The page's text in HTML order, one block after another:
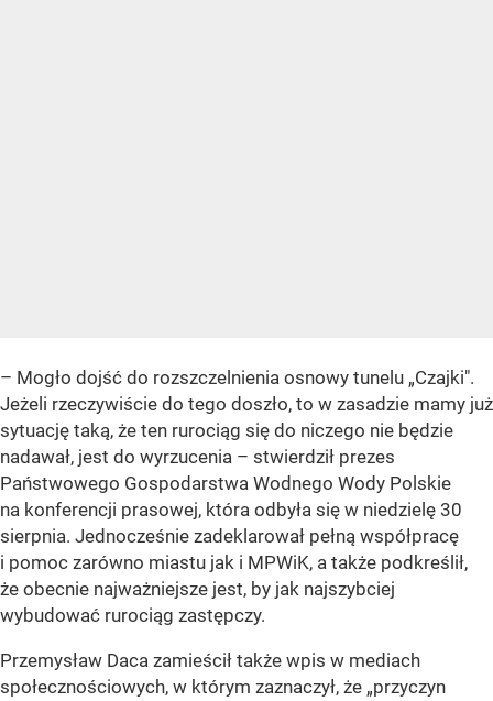
– Mogło dojść do rozszczelnienia osnowy tunelu „Czajki".
Jeżeli rzeczywiście do tego doszło, to w zasadzie mamy już
sytuację taką, że ten rurociąg się do niczego nie będzie
nadawał, jest do wyrzucenia – stwierdził prezes
Państwowego Gospodarstwa Wodnego Wody Polskie
na konferencji prasowej, która odbyła się w niedzielę 30
sierpnia. Jednocześnie zadeklarował pełną współpracę
i pomoc zarówno miastu jak i MPWiK, a także podkreślił,
że obecnie najważniejsze jest, by jak najszybciej
wybudować rurociąg zastępczy.
Przemysław Daca zamieścił także wpis w mediach
społecznościowych, w którym zaznaczył, że „przyczyn